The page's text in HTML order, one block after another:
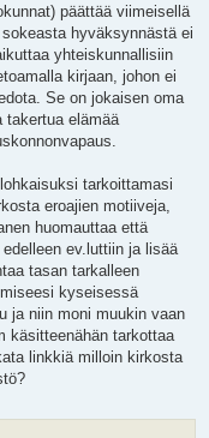
päättää viimeisellä
hyväksynnästä ei
yhteiskunnallisiin
kirjaan, johon ei
Se on jokaisen oma
takertua elämää
tarkoittamasi
eroajien motiiveja,
huomauttaa että
ev.luttiin ja lisää
tasan tarkalleen
kyseisessä
ja niin moni muukin vaan
käsitteenähän tarkottaa
linkkiä milloin kirkosta